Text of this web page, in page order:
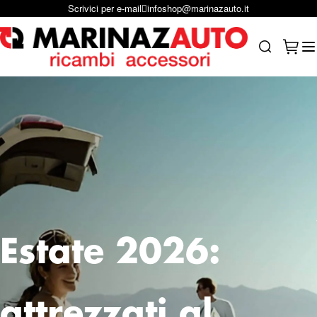
Salta al contenutoScrivici su Whastapp +39 331 1804865
Estate 2026: